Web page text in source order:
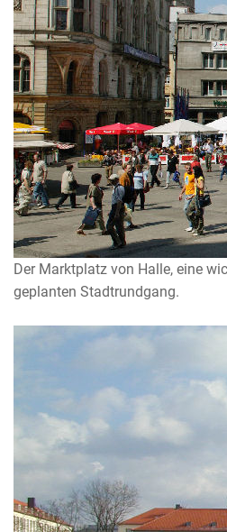
Der Marktplatz von Halle, eine
geplanten Stadtrundgang.